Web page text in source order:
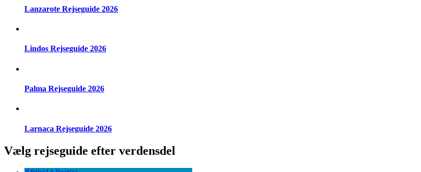
Lanzarote Rejseguide 2026
Lindos Rejseguide 2026
Palma Rejseguide 2026
Larnaca Rejseguide 2026
Vælg rejseguide efter verdensdel